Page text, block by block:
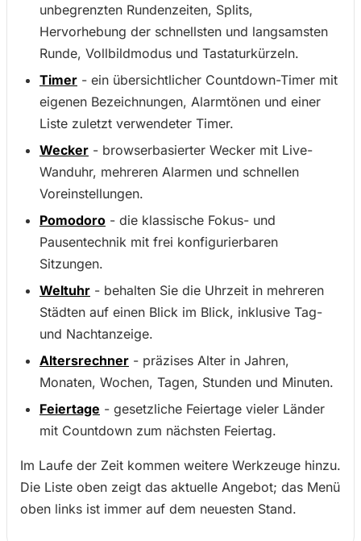
unbegrenzten Rundenzeiten, Splits,
Hervorhebung der schnellsten und langsamsten
Runde, Vollbildmodus und Tastaturkürzeln.
Timer - ein übersichtlicher Countdown-Timer mit
eigenen Bezeichnungen, Alarmtönen und einer
Liste zuletzt verwendeter Timer.
Wecker - browserbasierter Wecker mit Live-
Wanduhr, mehreren Alarmen und schnellen
Voreinstellungen.
Pomodoro - die klassische Fokus- und
Pausentechnik mit frei konfigurierbaren
Sitzungen.
Weltuhr - behalten Sie die Uhrzeit in mehreren
Städten auf einen Blick im Blick, inklusive Tag-
und Nachtanzeige.
Altersrechner - präzises Alter in Jahren,
Monaten, Wochen, Tagen, Stunden und Minuten.
Feiertage - gesetzliche Feiertage vieler Länder
mit Countdown zum nächsten Feiertag.
Im Laufe der Zeit kommen weitere Werkzeuge hinzu.
Die Liste oben zeigt das aktuelle Angebot; das Menü
oben links ist immer auf dem neuesten Stand.